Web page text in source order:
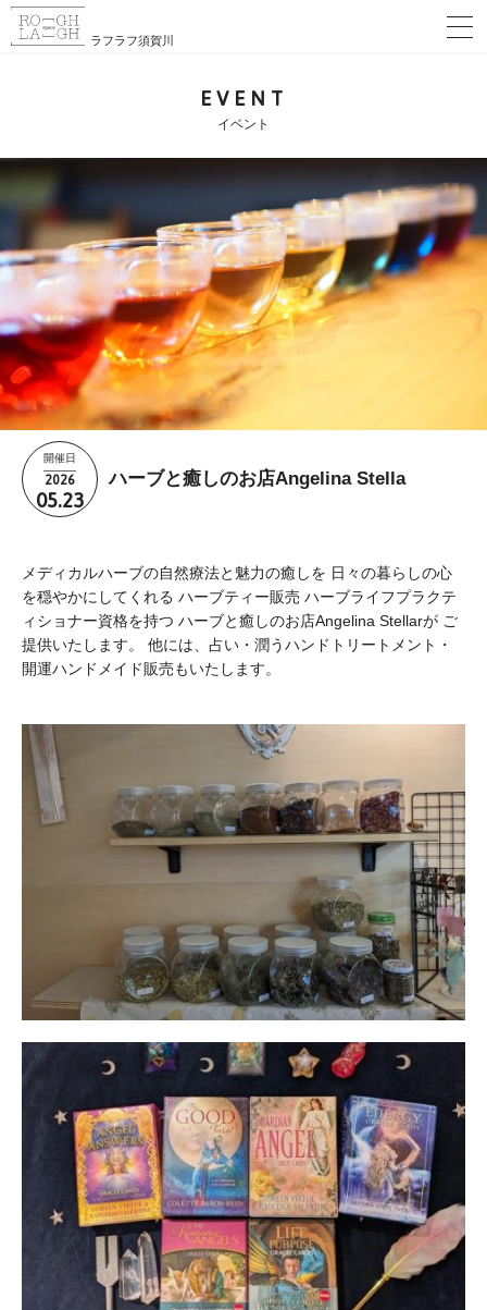
ラフラフ須賀川
EVENT
イベント
開催日
2026
05.23
ハーブと癒しのお店Angelina Stella
メディカルハーブの自然療法と魅力の癒しを 日々の暮らしの心
を穏やかにしてくれる ハーブティー販売 ハーブライフプラクテ
ィショナー資格を持つ ハーブと癒しのお店Angelina Stellarが ご
提供いたします。 他には、占い・潤うハンドトリートメント・
開運ハンドメイド販売もいたします。